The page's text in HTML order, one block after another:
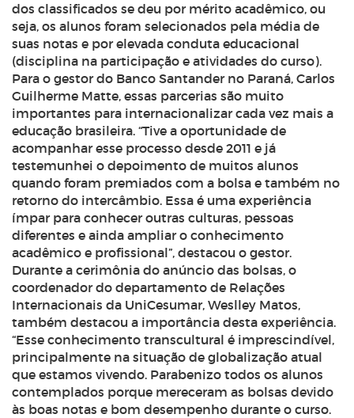
dos classificados se deu por mérito acadêmico, ou
seja, os alunos foram selecionados pela média de
suas notas e por elevada conduta educacional
(disciplina na participação e atividades do curso).
Para o gestor do Banco Santander no Paraná, Carlos
Guilherme Matte, essas parcerias são muito
importantes para internacionalizar cada vez mais a
educação brasileira. “Tive a oportunidade de
acompanhar esse processo desde 2011 e já
testemunhei o depoimento de muitos alunos
quando foram premiados com a bolsa e também no
retorno do intercâmbio. Essa é uma experiência
ímpar para conhecer outras culturas, pessoas
diferentes e ainda ampliar o conhecimento
acadêmico e profissional”, destacou o gestor.
Durante a cerimônia do anúncio das bolsas, o
coordenador do departamento de Relações
Internacionais da UniCesumar, Weslley Matos,
também destacou a importância desta experiência.
“Esse conhecimento transcultural é imprescindível,
principalmente na situação de globalização atual
que estamos vivendo. Parabenizo todos os alunos
contemplados porque mereceram as bolsas devido
às boas notas e bom desempenho durante o curso.